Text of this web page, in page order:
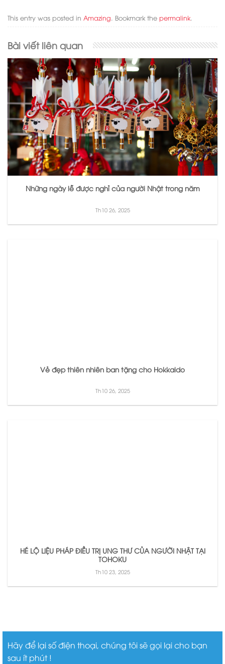
This entry was posted in Amazing. Bookmark the permalink.
Bài viết liên quan
Những ngày lễ được nghỉ của người Nhật trong năm
Th10 26, 2025
Vẻ đẹp thiên nhiên ban tặng cho Hokkaido
Th10 26, 2025
HÉ LỘ LIỆU PHÁP ĐIỀU TRỊ UNG THƯ CỦA NGƯỜI NHẬT TẠI
TOHOKU
Th10 23, 2025
Hãy để lại số điện thoại, chúng tôi sẽ gọi lại cho bạn
sau ít phút !